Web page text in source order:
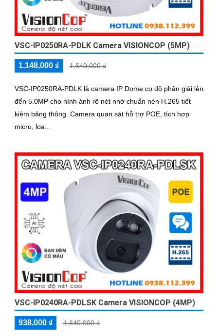
VSC-IP0250RA-PDLK Camera VISIONCOP (5MP)
1,148,000 ₫ 1,640,000 ₫
VSC-IP0250RA-PDLK là camera IP Dome cọ độ phân giải lên
đến 5.0MP cho hình ảnh rõ nét nhờ chuẩn nén H.265 tiết
kiệm băng thông. Camera quan sát hỗ trợ POE, tích hợp
micro, loa...
VSC-IP0240RA-PDLSK Camera VISIONCOP (4MP)
938,000 ₫ 1,340,000 ₫